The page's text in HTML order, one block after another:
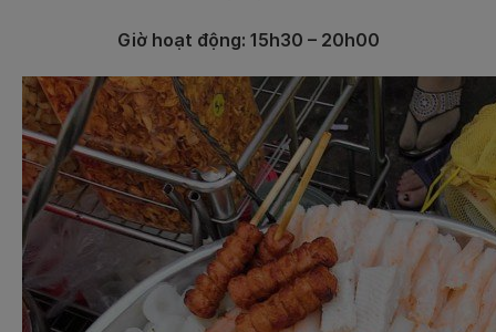
Giờ hoạt động: 15h30 – 20h00